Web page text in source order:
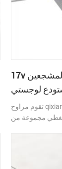
17v بدون تروس المشجعين Hvls
لوجستي
تقوم مراوح qixiang في hvls بتغيير بيئة العمل
تغطي مجموعة من
يحسن من كفاءة
، مما يوفر